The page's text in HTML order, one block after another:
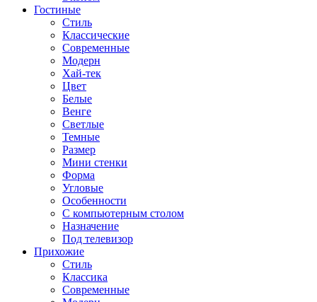
Гостиные
Стиль
Классические
Современные
Модерн
Хай-тек
Цвет
Белые
Венге
Светлые
Темные
Размер
Мини стенки
Форма
Угловые
Особенности
С компьютерным столом
Назначение
Под телевизор
Прихожие
Стиль
Классика
Современные